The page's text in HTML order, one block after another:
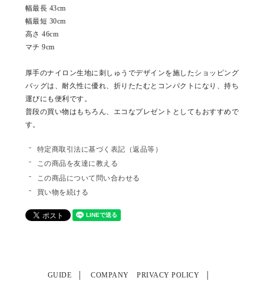
幅最長 43cm
幅最短 30cm
高さ 46cm
マチ 9cm
厚手のナイロン生地に刺しゅうでデザインを施したショッピング
バッグは、耐久性に優れ、折りたたむとコンパクトになり、持ち
運びにも便利です。
普段の買い物はもちろん、エコなプレゼントとしてもおすすめで
す。
特定商取引法に基づく表記（返品等）
この商品を友達に教える
この商品について問い合わせる
買い物を続ける
GUIDE COMPANY PRIVACY POLICY